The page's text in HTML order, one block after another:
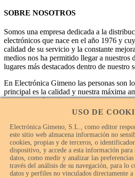
SOBRE NOSOTROS
Somos una empresa dedicada a la
electrónicos que nace en el año 1976 y
calidad de su servicio y la constante
medios nos ha permitido llegar a nuestros
lugares más destacados dentro de nuestro
En Electrónica Gimeno las personas son
principal es la calidad y nuestra máxima
empresa sea la mejor.
USO DE
Electrónica Gimeno, S.L., como editor
este sitio web almacena información no
cookies, propias y de terceros, o
dispositivo, y accede a esta información
datos, como medir y analizar las preferencias
través del análisis de su navegación, para lo
datos y perfiles no vinculados directamente